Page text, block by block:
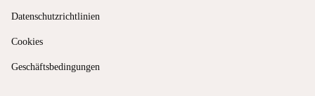
Datenschutzrichtlinien
Cookies
Geschäftsbedingungen